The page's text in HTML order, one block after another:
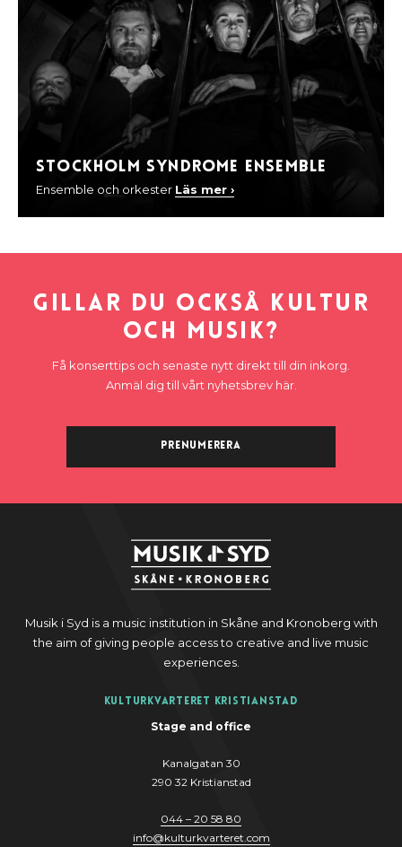
Stockholm Syndrome Ensemble
Ensemble och orkester Läs mer ›
Gillar du också kultur
och musik?
Få konserttips och senaste nytt direkt till din inkorg.
Anmäl dig till vårt nyhetsbrev här.
Prenumerera
Musik i Syd is a music institution in Skåne and Kronoberg with
the aim of giving people access to creative and live music
experiences.
Kulturkvarteret Kristianstad
Stage and office
Kanalgatan 30
290 32 Kristianstad
044 – 20 58 80
info@kulturkvarteret.com